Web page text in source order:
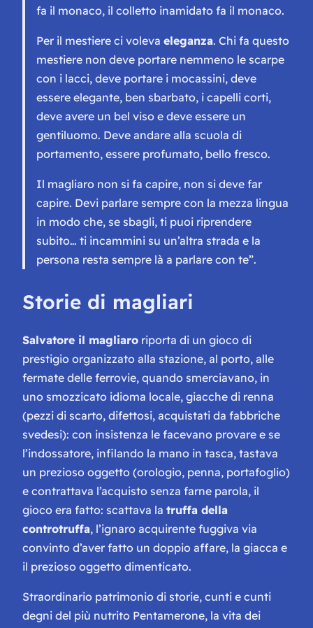
fa il monaco, il colletto inamidato fa il monaco.
Per il mestiere ci voleva eleganza. Chi fa questo
mestiere non deve portare nemmeno le scarpe
con i lacci, deve portare i mocassini, deve
essere elegante, ben sbarbato, i capelli corti,
deve avere un bel viso e deve essere un
gentiluomo. Deve andare alla scuola di
portamento, essere profumato, bello fresco.
Il magliaro non si fa capire, non si deve far
capire. Devi parlare sempre con la mezza lingua
in modo che, se sbagli, ti puoi riprendere
subito… ti incammini su un’altra strada e la
persona resta sempre là a parlare con te”.
Storie di magliari
Salvatore il magliaro riporta di un gioco di
prestigio organizzato alla stazione, al porto, alle
fermate delle ferrovie, quando smerciavano, in
uno smozzicato idioma locale, giacche di renna
(pezzi di scarto, difettosi, acquistati da fabbriche
svedesi): con insistenza le facevano provare e se
l’indossatore, infilando la mano in tasca, tastava
un prezioso oggetto (orologio, penna, portafoglio)
e contrattava l’acquisto senza farne parola, il
gioco era fatto: scattava la truffa della
controtruffa, l’ignaro acquirente fuggiva via
convinto d’aver fatto un doppio affare, la giacca e
il prezioso oggetto dimenticato.
Straordinario patrimonio di storie, cunti e cunti
degni del più nutrito Pentamerone, la vita dei